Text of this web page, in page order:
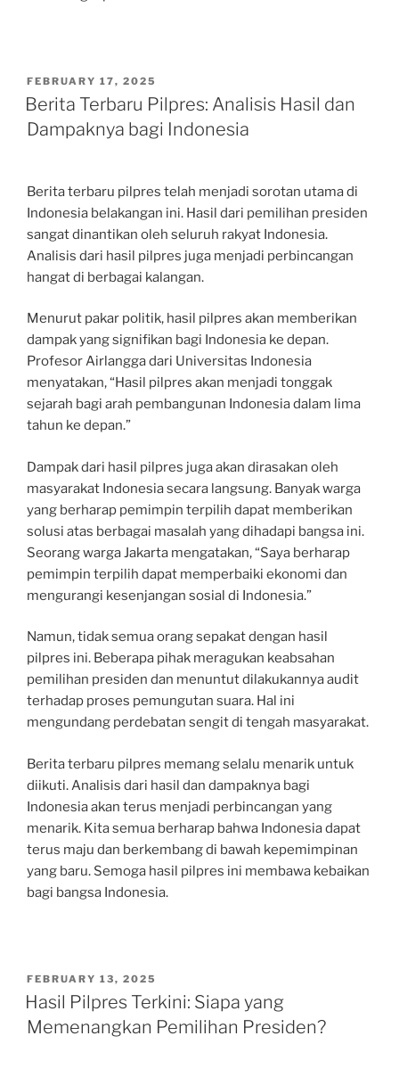
POSTED
ON
FEBRUARY 17, 2025
Berita Terbaru Pilpres: Analisis Hasil dan
Dampaknya bagi Indonesia
Berita terbaru pilpres telah menjadi sorotan utama di
Indonesia belakangan ini. Hasil dari pemilihan presiden
sangat dinantikan oleh seluruh rakyat Indonesia.
Analisis dari hasil pilpres juga menjadi perbincangan
hangat di berbagai kalangan.
Menurut pakar politik, hasil pilpres akan memberikan
dampak yang signifikan bagi Indonesia ke depan.
Profesor Airlangga dari Universitas Indonesia
menyatakan, “Hasil pilpres akan menjadi tonggak
sejarah bagi arah pembangunan Indonesia dalam lima
tahun ke depan.”
Dampak dari hasil pilpres juga akan dirasakan oleh
masyarakat Indonesia secara langsung. Banyak warga
yang berharap pemimpin terpilih dapat memberikan
solusi atas berbagai masalah yang dihadapi bangsa ini.
Seorang warga Jakarta mengatakan, “Saya berharap
pemimpin terpilih dapat memperbaiki ekonomi dan
mengurangi kesenjangan sosial di Indonesia.”
Namun, tidak semua orang sepakat dengan hasil
pilpres ini. Beberapa pihak meragukan keabsahan
pemilihan presiden dan menuntut dilakukannya audit
terhadap proses pemungutan suara. Hal ini
mengundang perdebatan sengit di tengah masyarakat.
Berita terbaru pilpres memang selalu menarik untuk
diikuti. Analisis dari hasil dan dampaknya bagi
Indonesia akan terus menjadi perbincangan yang
menarik. Kita semua berharap bahwa Indonesia dapat
terus maju dan berkembang di bawah kepemimpinan
yang baru. Semoga hasil pilpres ini membawa kebaikan
bagi bangsa Indonesia.
POSTED
ON
FEBRUARY 13, 2025
Hasil Pilpres Terkini: Siapa yang
Memenangkan Pemilihan Presiden?